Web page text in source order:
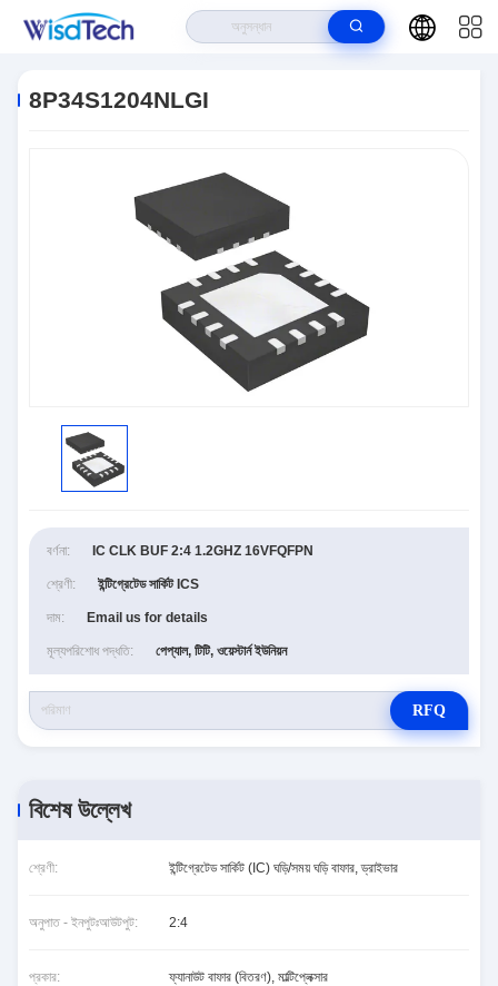
8P34S1204NLGI
বর্ণনা: IC CLK BUF 2:4 1.2GHZ 16VFQFPN
শ্রেণী: ইন্টিগ্রেটেড সার্কিট ICS
দাম: Email us for details
মূল্যপরিশোধ পদ্ধতি: পেপ্যাল, টিটি, ওয়েস্টার্ন ইউনিয়ন
RFQ
বিশেষ উল্লেখ
শ্রেণী: ইন্টিগ্রেটেড সার্কিট (IC) ঘড়ি/সময় ঘড়ি বাফার, ড্রাইভার
অনুপাত - ইনপুটঃআউটপুট: 2:4
প্রকার: ফ্যানাউট বাফার (বিতরণ), মাল্টিপ্লেক্সার